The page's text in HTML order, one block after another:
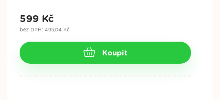
599 Kč
bez DPH: 495,04 Kč
Koupit